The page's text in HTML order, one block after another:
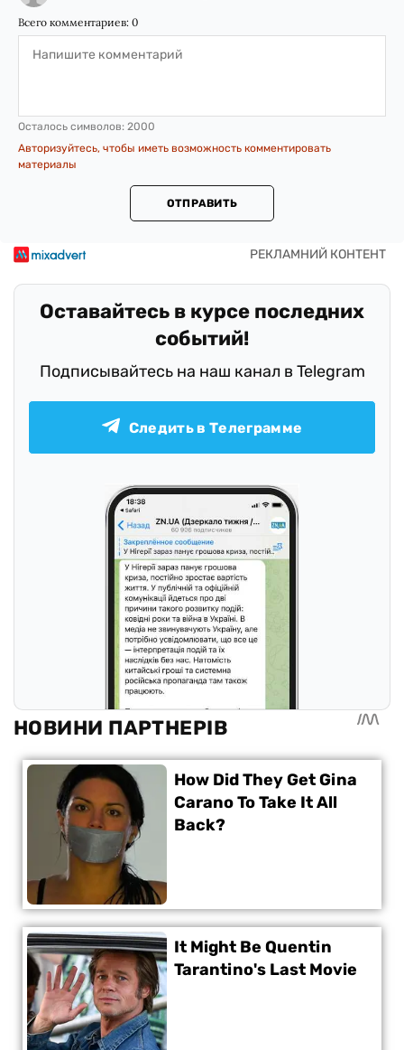
Всего комментариев: 0
Осталось символов: 2000
Авторизуйтесь, чтобы иметь возможность комментировать
материалы
ОТПРАВИТЬ
Оставайтесь в курсе последних
событий!
Подписывайтесь на наш канал в Telegram
Следить в Телеграмме